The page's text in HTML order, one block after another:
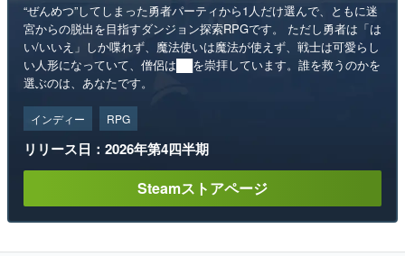
“ぜんめつ”してしまった勇者パーティから1人だけ選んで、ともに迷
宮からの脱出を目指すダンジョン探索RPGです。 ただし勇者は「は
い/いいえ」しか喋れず、魔法使いは魔法が使えず、戦士は可愛らし
い人形になっていて、僧侶は██を崇拝しています。誰を救うのかを
選ぶのは、あなたです。
インディー RPG
リリース日：2026年第4四半期
Steamストアページ